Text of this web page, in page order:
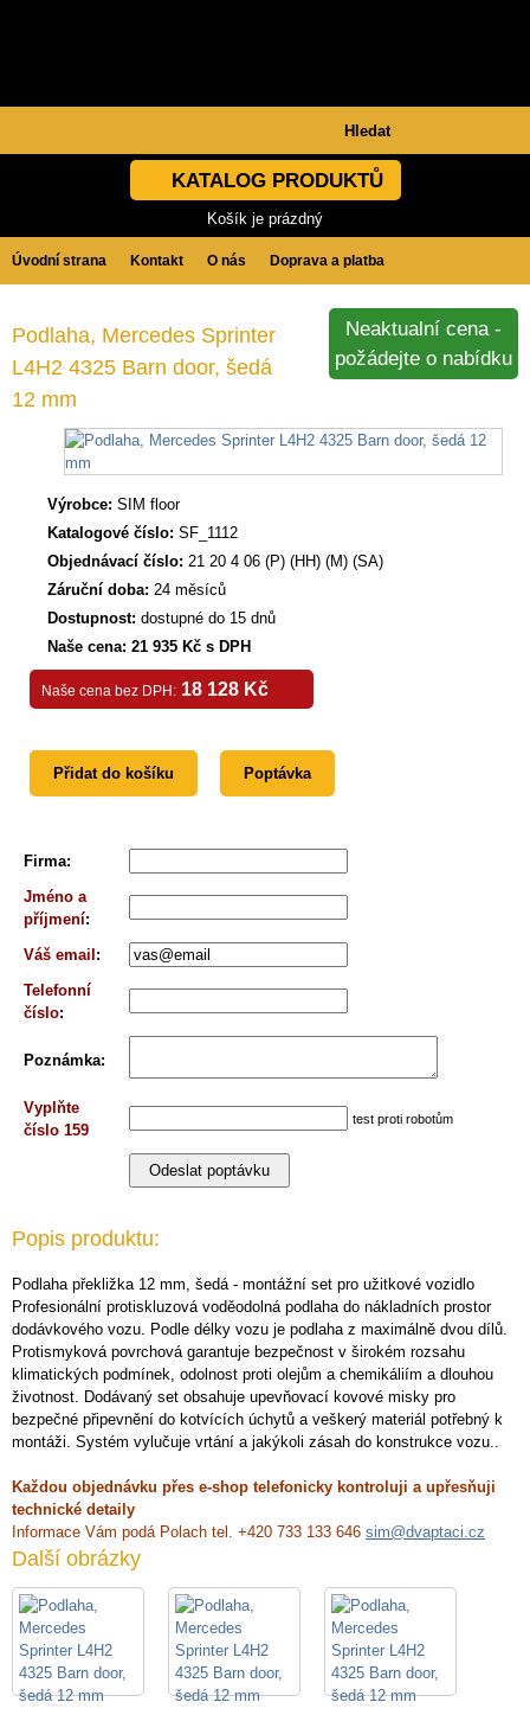
KATALOG PRODUKTŮ
Košík je prázdný
Úvodní strana Kontakt O nás Doprava a platba
Podlaha, Mercedes Sprinter
L4H2 4325 Barn door, šedá
12 mm
Výrobce: SIM floor
Katalogové číslo: SF_1112
Objednávací číslo: 21 20 4 06 (P) (HH) (M) (SA)
Záruční doba: 24 měsíců
Dostupnost: dostupné do 15 dnů
Naše cena: 21 935 Kč s DPH
Naše cena bez DPH: 18 128 Kč
Neaktualní cena -
požádejte o nabídku
Přidat do košíku Poptávka
Firma:
Jméno a
příjmení:
Váš email :
Telefonní
číslo:
Poznámka:
Vyplňte
číslo 159
test proti robotům
Popis produktu:
Podlaha překližka 12 mm, šedá - montážní set pro užitkové vozidlo
Profesionální protiskluzová voděodolná podlaha do nákladních prostor
dodávkového vozu. Podle délky vozu je podlaha z maximálně dvou dílů.
Protismyková povrchová garantuje bezpečnost v širokém rozsahu
klimatických podmínek, odolnost proti olejům a chemikáliím a dlouhou
životnost. Dodávaný set obsahuje upevňovací kovové misky pro
bezpečné připevnění do kotvících úchytů a veškerý materiál potřebný k
montáži. Systém vylučuje vrtání a jakýkoli zásah do konstrukce vozu..
Každou objednávku přes e-shop telefonicky kontroluji a upřesňuji
technické detaily
Informace Vám podá Polach tel. +420 733 133 646 sim@dvaptaci.cz
Další obrázky